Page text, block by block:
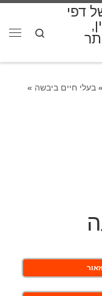
דפי
Search
» בעלי חיים ביבשה »